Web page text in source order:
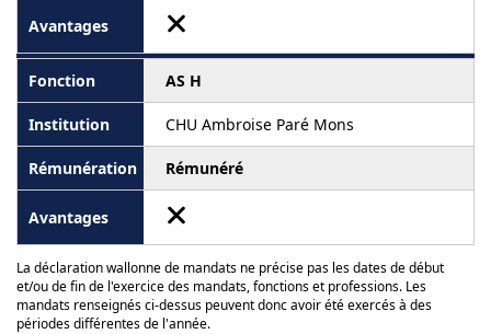
AS H
CHU Ambroise Paré Mons
Rémunéré
La déclaration wallonne de mandats ne précise pas les dates de début
et/ou de fin de l'exercice des mandats, fonctions et professions. Les
mandats renseignés ci-dessus peuvent donc avoir été exercés à des
périodes différentes de l'année.